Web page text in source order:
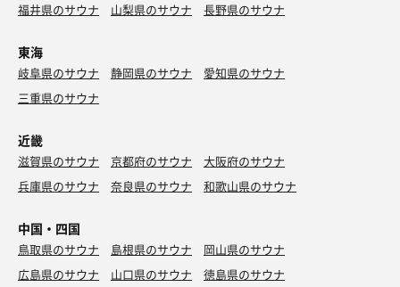
味玉つけそば
大盛熱盛で。大勝軒を受け継ぐお店。全粒粉自家製麺
でとても美味しい。
味で味変。
水
福井県のサウナ
山梨県のサウナ 長野県のサウナ
東海
岐阜県のサウナ 静岡県のサウナ
愛知県のサウナ
三重県のサウナ
近畿
滋賀県のサウナ 京都府のサウナ
大阪府のサウナ
兵庫県のサウナ
奈良県のサウナ 和歌山県のサウナ
中国・四国
鳥取県のサウナ 島根県のサウナ
岡山県のサウナ
広島県のサウナ
山口県のサウナ
徳島県のサウナ